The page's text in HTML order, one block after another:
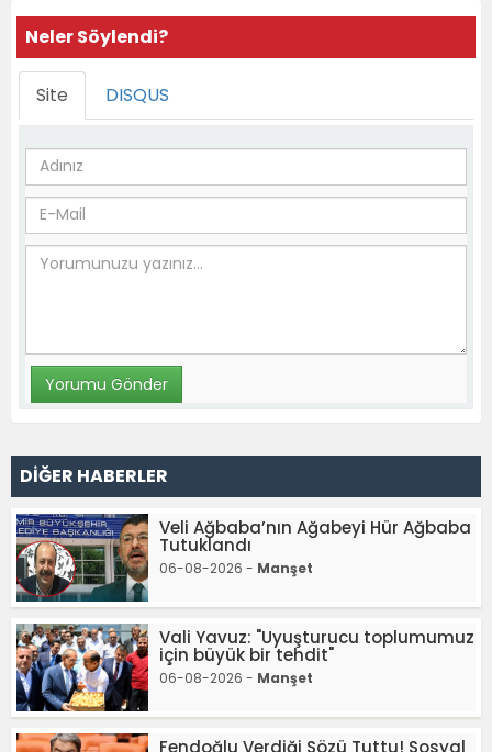
Neler Söylendi?
Site DISQUS
DİĞER HABERLER
Veli Ağbaba’nın Ağabeyi Hür Ağbaba
Tutuklandı
06-08-2026 - Manşet
Vali Yavuz: "Uyuşturucu toplumumuz
için büyük bir tehdit"
06-08-2026 - Manşet
Fendoğlu Verdiği Sözü Tuttu! Sosyal